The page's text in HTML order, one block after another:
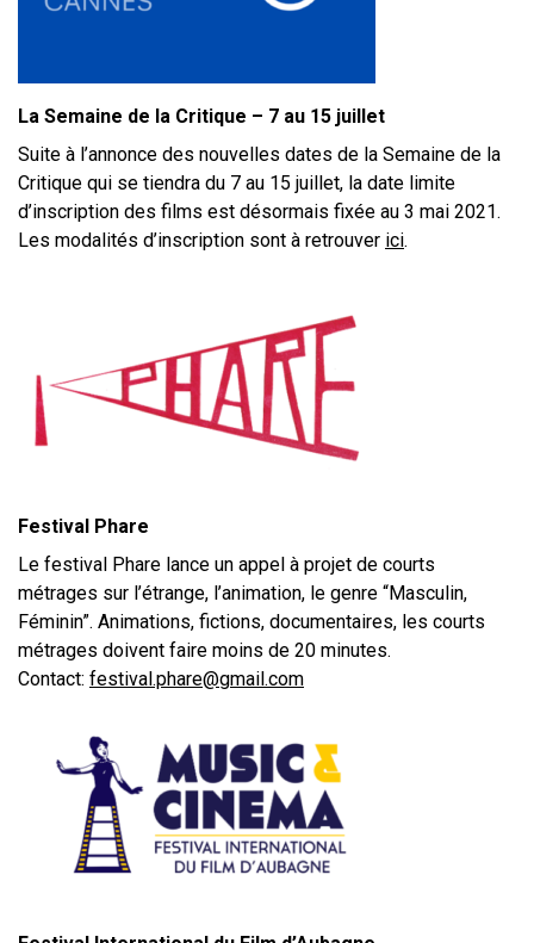
La Semaine de la Critique – 7 au 15 juillet
Suite à l’annonce des nouvelles dates de la Semaine de la
Critique qui se tiendra du 7 au 15 juillet, la date limite
d’inscription des films est désormais fixée au 3 mai 2021.
Les modalités d’inscription sont à retrouver ici.
Festival Phare
Le festival Phare lance un appel à projet de courts
métrages sur l’étrange, l’animation, le genre “Masculin,
Féminin”. Animations, fictions, documentaires, les courts
métrages doivent faire moins de 20 minutes.
Contact: festival.phare@gmail.com